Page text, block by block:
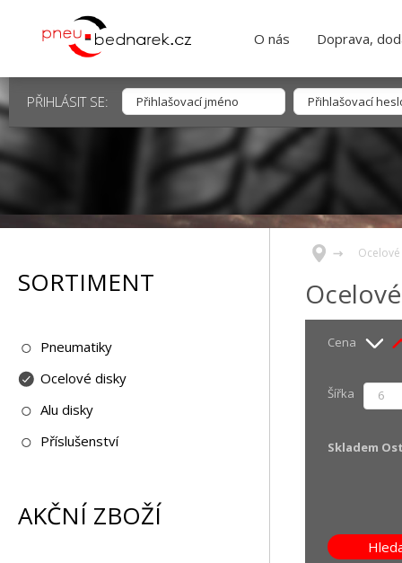
O nás Doprava,
PŘIHLÁSIT SE:
SORTIMENT
Pneumatiky
Ocelové disky
Alu disky
Příslušenství
AKČNÍ ZBOŽÍ
Cena
Šířka
Skladem